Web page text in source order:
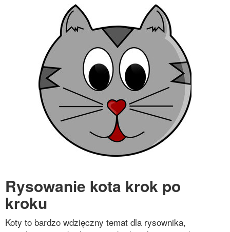
Rysowanie kota krok po
kroku
Koty to bardzo wdzięczny temat dla rysownika,